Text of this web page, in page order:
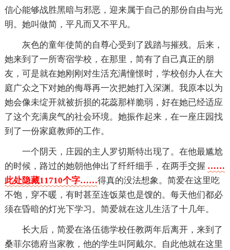
信心能够战胜黑暗与邪恶，迎来属于自己的那份自由与光
明。她叫做简，平凡而又不平凡。
灰色的童年使简的自尊心受到了践踏与摧残。后来，
她来到了一所寄宿学校，在那里，简有了自己真正的朋
友，可是就在她刚刚对生活充满憧憬时，学校创办人在大
庭广众之下对她的侮辱再一次把她打入深渊。我原本以为
她会像未绽开就被折损的花蕊那样脆弱，好在她已经适应
了这个充满戾气的社会环境。她振作起来，在一座庄园找
到了一份家庭教师的工作。
一个阴天，庄园的主人罗切斯特出现了。在他最尴尬
的时候，路过的她朝他伸出了纤纤细手，在两手交握 ……
此处隐藏11710个字……得真的没法想象。简爱在这里吃
不饱，穿不暖，有时甚至连饭菜也是馊的。每天他们都必
须在昏暗的灯光下学习。简爱就在这儿生活了十几年。
长大后，简爱在洛伍德学校任教两年后离开，来到了
桑菲尔德府当家教，他的学生叫阿戴尔。自此他就在这里